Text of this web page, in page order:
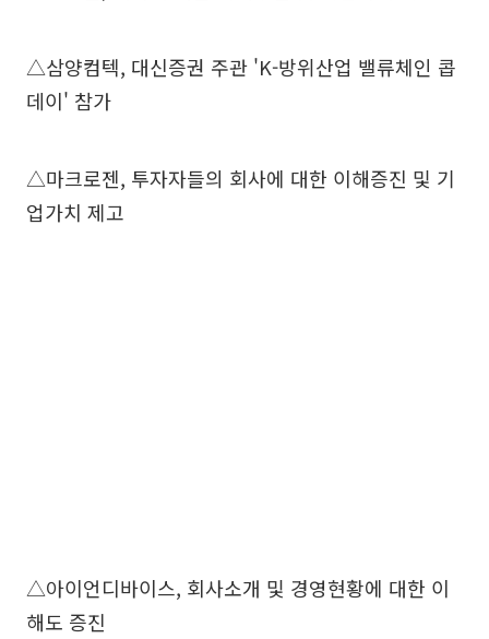
△삼양컴텍, 대신증권 주관 'K-방위산업 밸류체인 콥
데이' 참가
△마크로젠, 투자자들의 회사에 대한 이해증진 및 기
업가치 제고
△아이언디바이스, 회사소개 및 경영현황에 대한 이
해도 증진